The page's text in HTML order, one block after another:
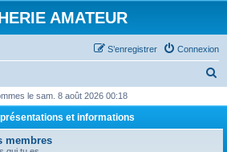
AMATEUR
Connexion
S’enregistrer
h
le sam. 8 août 2026 00:18
et informations
membres